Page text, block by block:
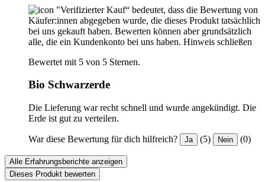
"Verifizierter Kauf“ bedeutet, dass die Bewertung von
Käufer:innen abgegeben wurde, die dieses Produkt tatsächlich
bei uns gekauft haben. Bewerten können aber grundsätzlich
alle, die ein Kundenkonto bei uns haben. Hinweis schließen
Bewertet mit 5 von 5 Sternen.
Bio Schwarzerde
Die Lieferung war recht schnell und wurde angekündigt. Die
Erde ist gut zu verteilen.
War diese Bewertung für dich hilfreich? Ja (5) Nein (0)
Alle Erfahrungsberichte anzeigen
Dieses Produkt bewerten